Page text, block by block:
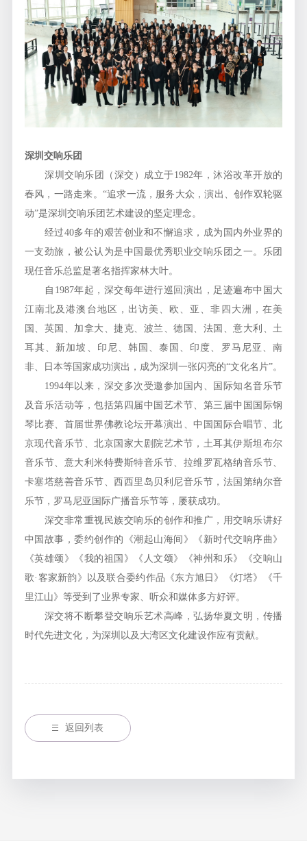
深圳交响乐团
深圳交响乐团（深交）成立于1982年，沐浴改革开放的
春风，一路走来。“追求一流，服务大众，演出、创作双轮驱
动”是深圳交响乐团艺术建设的坚定理念。
经过40多年的艰苦创业和不懈追求，成为国内外业界的
一支劲旅，被公认为是中国最优秀职业交响乐团之一。乐团
现任音乐总监是著名指挥家林大叶。
自1987年起，深交每年进行巡回演出，足迹遍布中国大
江南北及港澳台地区，出访美、欧、亚、非四大洲，在美
国、英国、加拿大、捷克、波兰、德国、法国、意大利、土
耳其、新加坡、印尼、韩国、泰国、印度、罗马尼亚、南
非、日本等国家成功演出，成为深圳一张闪亮的“文化名片”。
1994年以来，深交多次受邀参加国内、国际知名音乐节
及音乐活动等，包括第四届中国艺术节、第三届中国国际钢
琴比赛、首届世界佛教论坛开幕演出、中国国际合唱节、北
京现代音乐节、北京国家大剧院艺术节，土耳其伊斯坦布尔
音乐节、意大利米特费斯特音乐节、拉维罗瓦格纳音乐节、
卡塞塔慈善音乐节、西西里岛贝利尼音乐节，法国第纳尔音
乐节，罗马尼亚国际广播音乐节等，屡获成功。
深交非常重视民族交响乐的创作和推广，用交响乐讲好
中国故事，委约创作的《潮起山海间》《新时代交响序曲》
《英雄颂》《我的祖国》《人文颂》《神州和乐》《交响山
歌·客家新韵》以及联合委约作品《东方旭日》《灯塔》《千
里江山》等受到了业界专家、听众和媒体多方好评。
深交将不断攀登交响乐艺术高峰，弘扬华夏文明，传播
时代先进文化，为深圳以及大湾区文化建设作应有贡献。
返回列表